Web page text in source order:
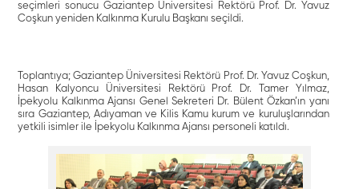
seçimleri sonucu Gaziantep Üniversitesi Rektörü Prof. Dr. Yavuz
Coşkun yeniden Kalkınma Kurulu Başkanı seçildi.
Toplantıya; Gaziantep Üniversitesi Rektörü Prof. Dr. Yavuz Coşkun,
Hasan Kalyoncu Üniversitesi Rektörü Prof. Dr. Tamer Yılmaz,
İpekyolu Kalkınma Ajansı Genel Sekreteri Dr. Bülent Özkan’ın yanı
sıra Gaziantep, Adıyaman ve Kilis Kamu kurum ve kuruluşlarından
yetkili isimler ile İpekyolu Kalkınma Ajansı personeli katıldı.